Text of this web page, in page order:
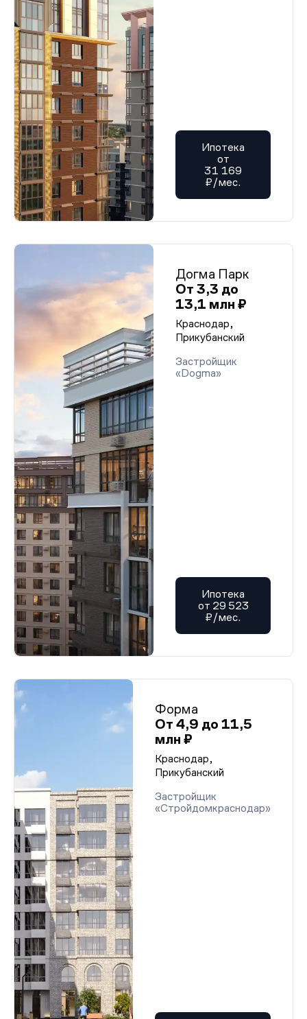
Ипотека
от
31 169
₽/мес.
Догма Парк
От 3,3 до
13,1 млн ₽
Краснодар,
Прикубанский
Застройщик
«Dogma»
Ипотека
от 29 523
₽/мес.
Форма
От 4,9 до 11,5
млн ₽
Краснодар,
Прикубанский
Застройщик
«Стройдомкраснодар»